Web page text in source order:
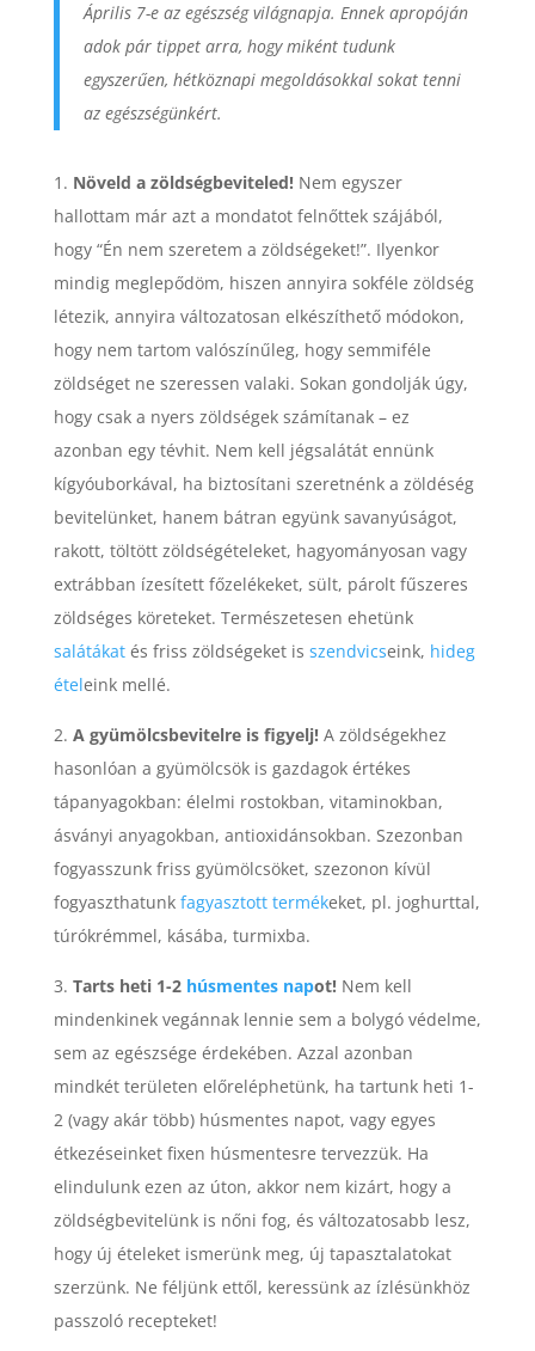
Április 7-e az egészség világnapja. Ennek apropóján
adok pár tippet arra, hogy miként tudunk
egyszerűen, hétköznapi megoldásokkal sokat tenni
az egészségünkért.
1. Növeld a zöldségbeviteled!Nem egyszer
hallottam már azt a mondatot felnőttek szájából,
hogy “Én nem szeretem a zöldségeket!”. Ilyenkor
mindig meglepődöm, hiszen annyira sokféle zöldség
létezik, annyira változatosan elkészíthető módokon,
hogy nem tartom valószínűleg, hogy semmiféle
zöldséget ne szeressen valaki. Sokan gondolják úgy,
hogy csak a nyers zöldségek számítanak – ez
azonban egy tévhit. Nem kell jégsalátát ennünk
kígyóuborkával, ha biztosítani szeretnénk a zöldéség
bevitelünket, hanem bátran együnk savanyúságot,
rakott, töltött zöldségételeket, hagyományosan vagy
extrábban ízesített főzelékeket, sült, párolt fűszeres
zöldséges köreteket. Természetesen ehetünk
salátákatés friss zöldségeket is szendvicseink, hideg
ételeink mellé.
2. A gyümölcsbevitelre is figyelj!A zöldségekhez
hasonlóan a gyümölcsök is gazdagok értékes
tápanyagokban: élelmi rostokban, vitaminokban,
ásványi anyagokban, antioxidánsokban. Szezonban
fogyasszunk friss gyümölcsöket, szezonon kívül
fogyaszthatunk fagyasztott termékeket, pl. joghurttal,
túrókrémmel, kásába, turmixba.
3. Tarts heti 1-2 húsmentes napot!Nem kell
mindenkinek vegánnak lennie sem a bolygó védelme,
sem az egészsége érdekében. Azzal azonban
mindkét területen előreléphetünk, ha tartunk heti 1-
2 (vagy akár több) húsmentes napot, vagy egyes
étkezéseinket fixen húsmentesre tervezzük. Ha
elindulunk ezen az úton, akkor nem kizárt, hogy a
zöldségbevitelünk is nőni fog, és változatosabb lesz,
hogy új ételeket ismerünk meg, új tapasztalatokat
szerzünk. Ne féljünk ettől, keressünk az ízlésünkhöz
passzoló recepteket!